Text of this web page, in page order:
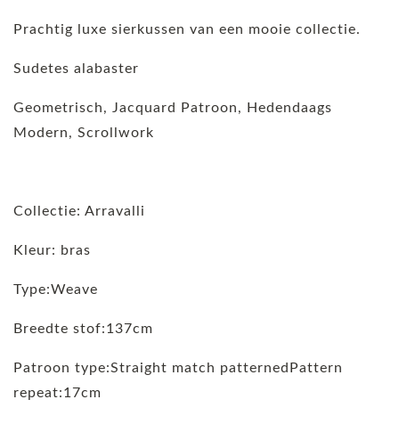
Prachtig luxe sierkussen van een mooie collectie.
Sudetes alabaster
Geometrisch, Jacquard Patroon, Hedendaags
Modern, Scrollwork
Collectie: Arravalli
Kleur: bras
Type:Weave
Breedte stof:137cm
Patroon type:Straight match patternedPattern
repeat:17cm